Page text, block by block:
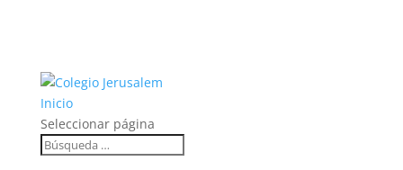
Inicio
Seleccionar página